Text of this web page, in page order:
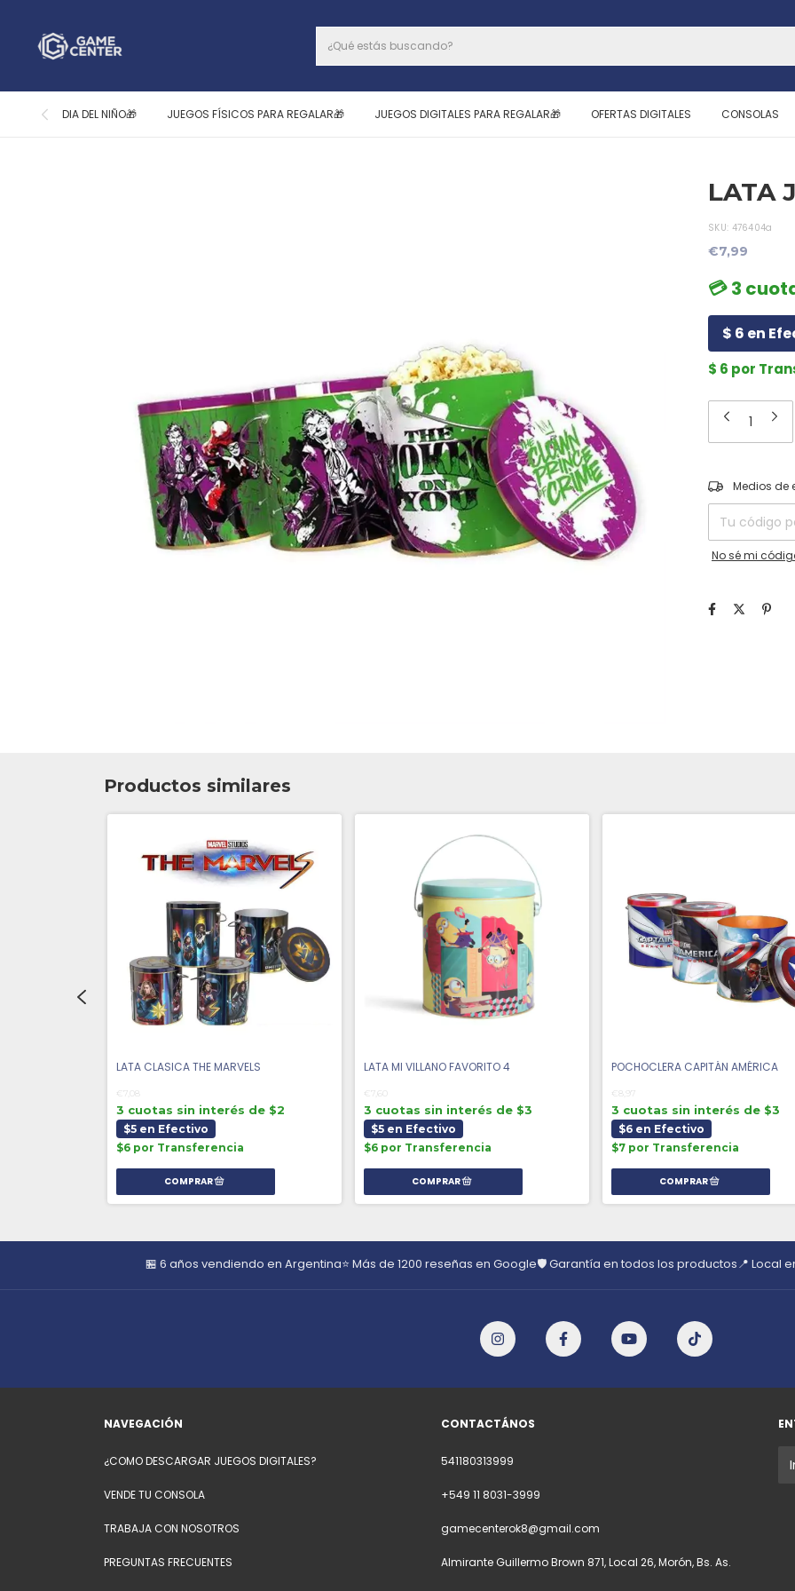
DIA DEL NIÑO🎁 JUEGOS FÍSICOS PARA REGALAR🎁 JUEGOS DIGITALES PARA REGALAR🎁 OFERTAS DIGITALES CONSOLAS
LATA
SKU: 476404a
€7,99
💳 3
$ 6 en
$ 6 por
Entregas para
Medios de
No sé mi
Productos similares
LATA CLASICA THE MARVELS
€7,08
3 cuotas sin interés de $2
$5 en Efectivo
$6 por Transferencia
LATA MI VILLANO FAVORITO 4
€7,60
3 cuotas sin interés de $3
$5 en Efectivo
$6 por Transferencia
POCHOCLERA CAPITÁN AMÉRICA
€8,97
3 cuotas sin interés de $3
$6 en Efectivo
$7 por Transferencia
🏪 6 años vendiendo en Argentina⭐ Más de 1200 reseñas en Google🛡️ Garantía en todos los productos📍 Local
NAVEGACIÓN
¿COMO DESCARGAR JUEGOS DIGITALES?
VENDE TU CONSOLA
TRABAJA CON NOSOTROS
PREGUNTAS FRECUENTES
CONTACTÁNOS
541180313999
+549 11 8031-3999
gamecenterok8@gmail.com
Almirante Guillermo Brown 871, Local 26, Morón, Bs. As.